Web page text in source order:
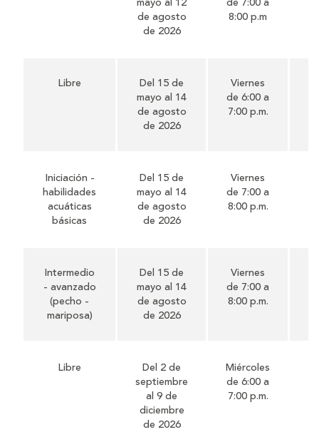
de agosto
de 2026
8:00 p.m
Libre
Del 15 de
mayo al 14
de agosto
de 2026
Viernes
de 6:00 a
7:00 p.m.
Iniciación -
habilidades
acuáticas
básicas
Del 15 de
mayo al 14
de agosto
de 2026
Viernes
de 7:00 a
8:00 p.m.
Intermedio
- avanzado
(pecho -
mariposa)
Del 15 de
mayo al 14
de agosto
de 2026
Viernes
de 7:00 a
8:00 p.m.
Libre
Del 2 de
septiembre
al 9 de
diciembre
de 2026
Miércoles
de 6:00 a
7:00 p.m.